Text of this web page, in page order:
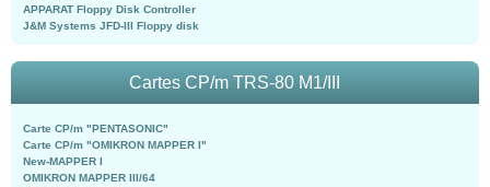
APPARAT Floppy Disk Controller
J&M Systems JFD-III Floppy disk
Cartes CP/m TRS-80 M1/III
Carte CP/m "PENTASONIC"
Carte CP/m "OMIKRON MAPPER I"
New-MAPPER I
OMIKRON MAPPER III/64